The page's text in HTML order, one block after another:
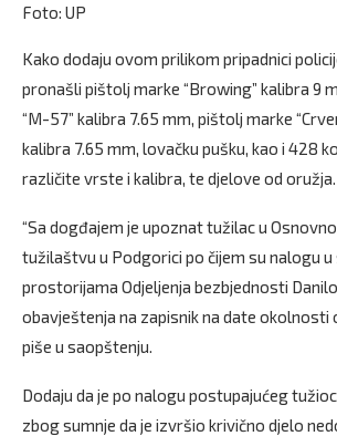
Foto: UP
Kako dodaju ovom prilikom pripadnici
pronašli pištolj marke “Browing” kalibra 9
“M-57” kalibra 7.65 mm, pištolj marke
kalibra 7.65 mm, lovačku pušku, kao i 428
različite vrste i kalibra, te djelove od oružja.
“Sa dogđajem je upoznat tužilac u
tužilaštvu u Podgorici po čijem su nalogu u
prostorijama Odjeljenja bezbjednosti
obavještenja na zapisnik na date okolnosti
piše u saopštenju.
Dodaju da je po nalogu postupajućeg
zbog sumnje da je izvršio krivično djelo